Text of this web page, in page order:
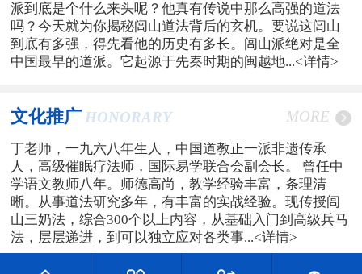
派到底是个什么来头呢？他真有传说中那么高强的道法
吗？今天就为你揭秘闾山道法背后的玄机。要说这闾山
到底有多强，得先看他的历史有多长。闾山派绝对是全
中国最早的道派。它起源于先秦时期的闽越地...<详情>
文化推广 HONORARY MORE
丁老师，一九六八年生人，中国道教正一派非遗传承
人，高级催眠疗法师，国际易学联合会副会长。 曾任中
学语文教师八年。师德高尚，教学经验丰富，条理清
晰。从事道法研究多年，有丰富的实战经验。现传授闾
山三奶法，综合300个以上内容，从基础入门到高级兵马
法，层层递进，到可以独立应对各类事...<详情>